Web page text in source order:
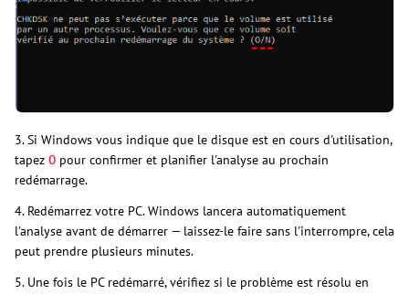
3. Si Windows vous indique que le disque est en cours d'utilisation,
tapez O pour confirmer et planifier l'analyse au prochain
redémarrage.
4. Redémarrez votre PC. Windows lancera automatiquement
l'analyse avant de démarrer — laissez-le faire sans l'interrompre, cela
peut prendre plusieurs minutes.
5. Une fois le PC redémarré, vérifiez si le problème est résolu en